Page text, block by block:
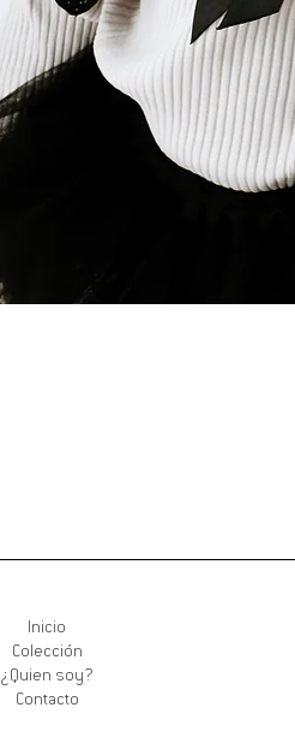
Inicio
Colección
¿Quien soy?
Contacto